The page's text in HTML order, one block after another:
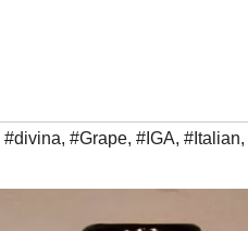
#divina, #Grape, #IGA, #Italian,